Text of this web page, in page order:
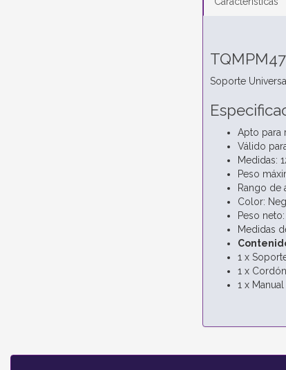
Soporte
Apto para
Válido
Medidas:
Peso
Rango de
Color:
Peso
Medidas
1 x
1 x
1 x